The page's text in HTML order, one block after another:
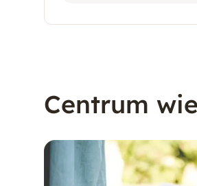
Centrum